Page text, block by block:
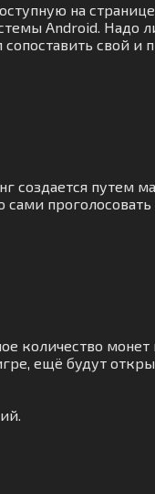
на
Android. Надо
свой и
создается путем
проголосовать
количество монет
ещё будут